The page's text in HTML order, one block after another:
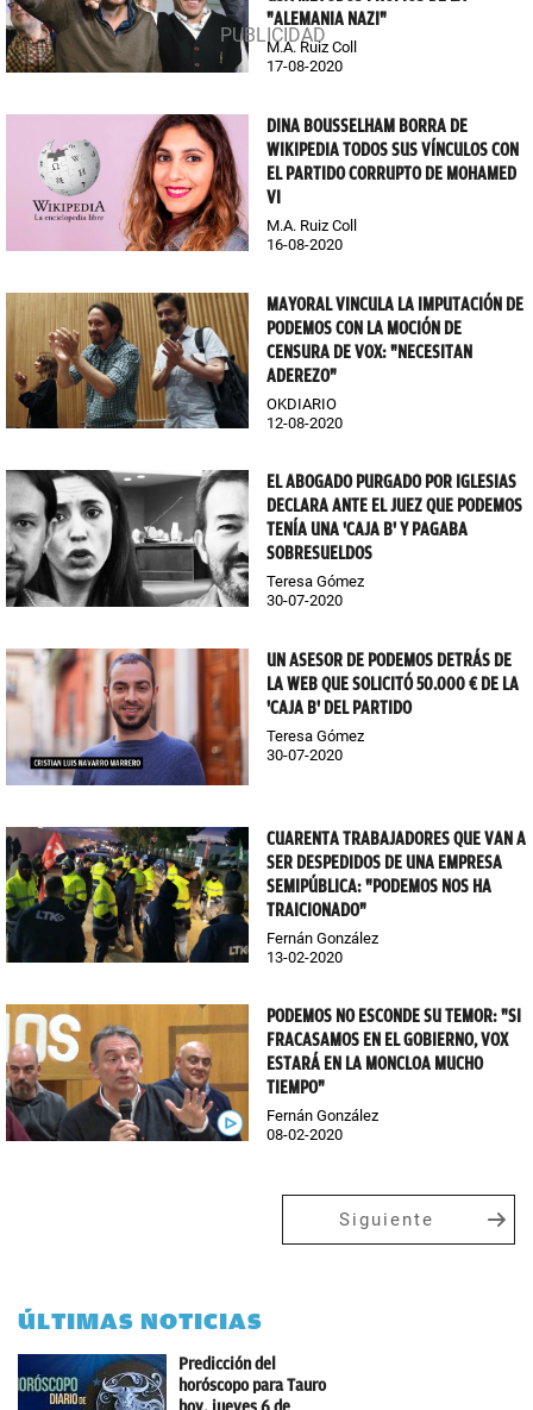
"ALEMANIA NAZI"
M.A. Ruiz Coll
17-08-2020
DINA BOUSSELHAM BORRA DE
WIKIPEDIA TODOS SUS VÍNCULOS CON
EL PARTIDO CORRUPTO DE MOHAMED
VI
M.A. Ruiz Coll
16-08-2020
MAYORAL VINCULA LA IMPUTACIÓN DE
PODEMOS CON LA MOCIÓN DE
CENSURA DE VOX: "NECESITAN
ADEREZO"
OKDIARIO
12-08-2020
EL ABOGADO PURGADO POR IGLESIAS
DECLARA ANTE EL JUEZ QUE PODEMOS
TENÍA UNA 'CAJA B' Y PAGABA
SOBRESUELDOS
Teresa Gómez
30-07-2020
UN ASESOR DE PODEMOS DETRÁS DE
LA WEB QUE SOLICITÓ 50.000 € DE LA
'CAJA B' DEL PARTIDO
Teresa Gómez
30-07-2020
CUARENTA TRABAJADORES QUE VAN A
SER DESPEDIDOS DE UNA EMPRESA
SEMIPÚBLICA: "PODEMOS NOS HA
TRAICIONADO"
Fernán González
13-02-2020
PODEMOS NO ESCONDE SU TEMOR: "SI
FRACASAMOS EN EL GOBIERNO, VOX
ESTARÁ EN LA MONCLOA MUCHO
TIEMPO"
Fernán González
08-02-2020
Siguiente
ÚLTIMAS NOTICIAS
Predicción del
horóscopo para Tauro